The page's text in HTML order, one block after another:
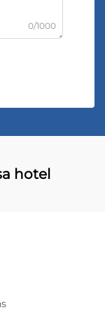
0/1000
hotel